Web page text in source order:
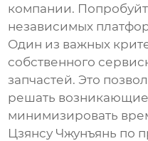
компании.
независимых
Один из важных
собственного
запчастей. Это
решать
минимизировать
Цзянсу Чжунъянь по